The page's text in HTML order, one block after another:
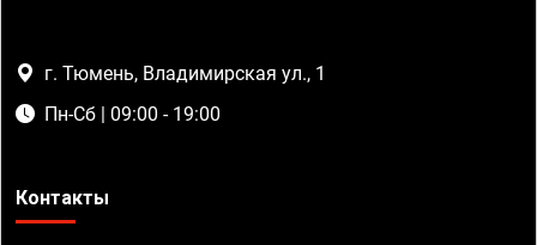
г. Тюмень, Владимирская ул., 1
Пн-Сб | 09:00 - 19:00
Контакты